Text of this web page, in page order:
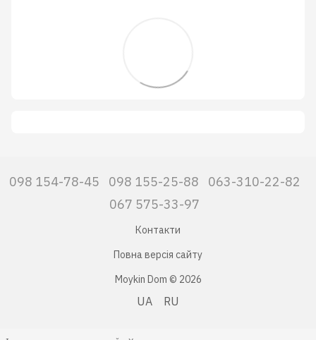
098 154-78-45 098 155-25-88
063-310-22-82
067 575-33-97
Контакти
Повна версія сайту
Moykin Dom © 2026
UA RU